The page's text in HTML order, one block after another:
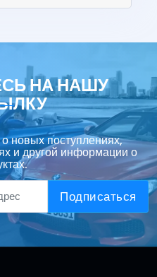
НА НАШУ
новых поступлениях,
и другой информации о
Подписаться